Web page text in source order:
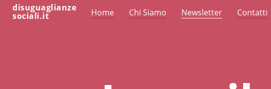
disuguaglianze
sociali.it Home Chi Siamo Newsletter Contatti